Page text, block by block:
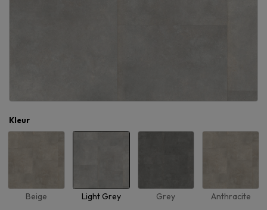
Kleur
Beige Light Grey Grey Anthracite